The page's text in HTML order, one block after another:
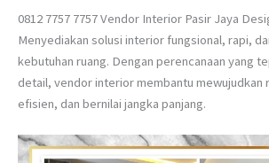
0812 7757 7757 Vendor Interior Pasir Jaya
Menyediakan solusi interior fungsional, rapi,
kebutuhan ruang. Dengan perencanaan yang
detail, vendor interior membantu mewujudkan
efisien, dan bernilai jangka panjang.